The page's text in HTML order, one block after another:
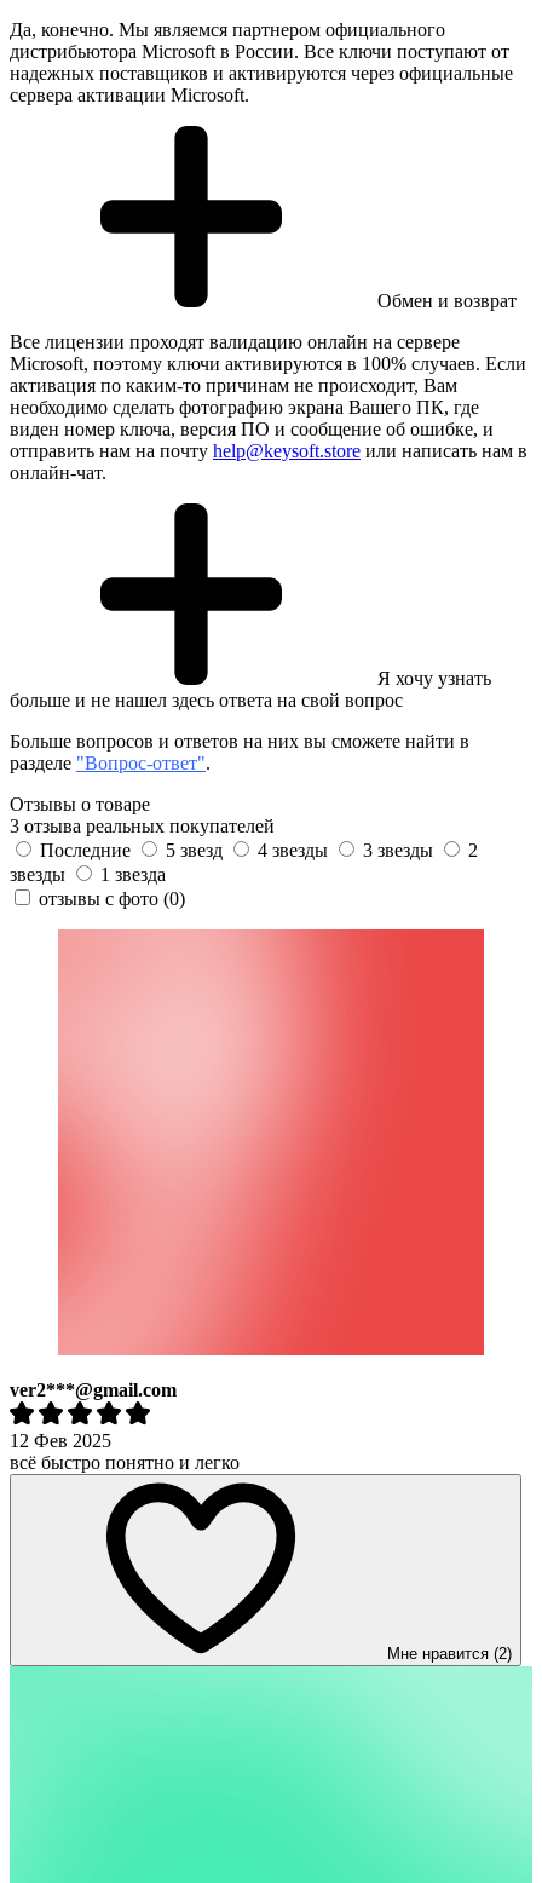
Да, конечно. Мы являемся партнером официального
дистрибьютора Microsoft в России. Все ключи поступают от
надежных поставщиков и активируются через официальные
сервера активации Microsoft.
Обмен и возврат
Все лицензии проходят валидацию онлайн на сервере
Microsoft, поэтому ключи активируются в 100% случаев. Если
активация по каким-то причинам не происходит, Вам
необходимо сделать фотографию экрана Вашего ПК, где
виден номер ключа, версия ПО и сообщение об ошибке, и
отправить нам на почту help@keysoft.store или написать нам в
онлайн-чат.
Я хочу узнать
больше и не нашел здесь ответа на свой вопрос
Больше вопросов и ответов на них вы сможете найти в
разделе "Вопрос-ответ".
Отзывы о товаре
3 отзыва реальных покупателей
Последние
5 звезд 4 звезды 3 звезды
2
звезды
1 звезда
отзывы с фото (0)
ver2***@gmail.com
12 Фев 2025
всё быстро понятно и легко
Мне нравится (2)